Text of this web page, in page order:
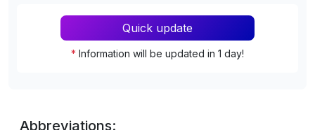
Quick update
* Information will be updated in 1 day!
Abbreviations: